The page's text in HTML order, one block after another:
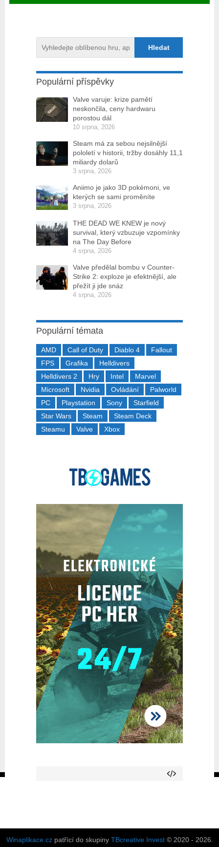
Populární příspěvky
Valve varuje: krize pamětí
neskončila, ceny hardwaru
porostou dál
10 srpna, 2026
Steam má za sebou nejsilnější
pololetí v historii, tržby dosáhly 11,1
miliardy dolarů
3 srpna, 2026
Aniimo je jako 3D pokémoni, ve
kterých se sami proměníte
3 srpna, 2026
THE DEAD WE KNEW je nový
survival, který vzbuzuje vzpomínky
na The Day Before
4 srpna, 2026
Valve předělal bombu v Counter-
Strike 2: exploze je efektnější, ale
přežít ji jde snáz
4 srpna, 2026
Populární témata
AMD Call of Duty Diablo 4
Fallout
FPS
Grafika
Helldivers
Helldivers 2
Hry Intel
Marvel
Microsoft
Nvidia Ovládání
Palworld
PC
Playstation Sony
Starfield
Star Wars
Steam
Steam Deck
Steamu
Valve Xbox
Winaplikace.czpatřící do skupiny TBcreative Invest© 2020 - 2026.